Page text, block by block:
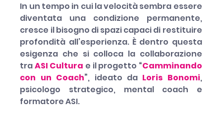
In un tempo in cui la velocità sembra essere
diventata una condizione permanente,
cresce il bisogno di spazi capaci di restituire
profondità all’esperienza. È dentro questa
esigenza che si colloca la collaborazione
tra ASI Cultura e il progetto “Camminando
con un Coach”, ideato da Loris Bonomi,
psicologo strategico, mental coach e
formatore ASI.